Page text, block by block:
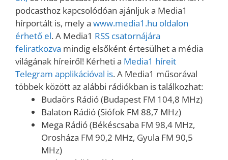
podcasthoz kapcsolódóan ajánljuk a Media1
hírportált is, mely a www.media1.hu oldalon
érhető el. A Media1 RSS csatornájára
feliratkozva mindig elsőként értesülhet a média
világának híreiről! Kérheti a Media1 híreit
Telegram applikációval is. A Media1 műsorával
többek között az alábbi rádiókban is találkozhat:
Budaörs Rádió (Budapest FM 104,8 MHz)
Balaton Rádió (Siófok FM 88,7 MHz)
Mega Rádió (Békéscsaba FM 98,4 MHz,
Orosháza FM 90,2 MHz, Gyula FM 90,5
MHz)